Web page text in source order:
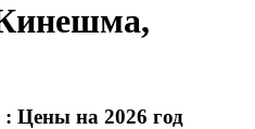
Цены на 2026 год